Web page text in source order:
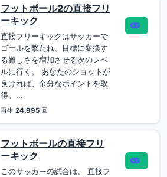
フットボール2の直接フリ
ーキック
直接フリーキックはサッカーで
ゴールを撃たれ、目標に変換す
る難しさを増加させる次のレベ
ルに行く。 あなたのショットが
良ければ、余分なポイントを取
得。...
再生 24.995回
フットボールの直接フリ
ーキック
このサッカーの試合は、 直接フ